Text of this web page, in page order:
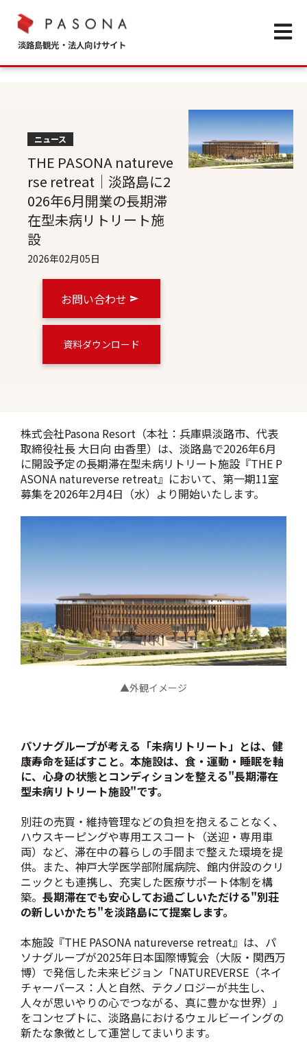
Open
ニュース
THE PASONA natureve
rse retreat｜淡路島に2
026年6月開業の長期滞
在型未病リトリート施
設
2026年02月05日
お問い合わせ
資料ダウンロード
株式会社Pasona Resort（本社：兵庫県淡路市、代表
取締役社長 大日向 由香里）は、淡路島で2026年6月
に開設予定の長期滞在型未病リトリート施設『THE P
ASONA natureverse retreat』において、第一期11室
募集を2026年2月4日（水）より開始いたします。
▲外観イメージ
パソナグループが考える「未病リトリート」とは、健
康寿命を延ばすこと。本施設は、食・運動・睡眠を軸
に、心身の状態とコンディションを整える"長期滞在
型未病リトリート施設"です。
別荘の売買・維持管理などの負担を抱えることなく、
ハウスキーピングや専用エスコート（送迎・専用車
両）など、滞在中の暮らしの手間まで整えた環境を提
供。また、神戸大学医学部附属病院、館内併設のクリ
ニックとも連携し、充実した医療サポート体制を構
築。 長期滞在でも安心してお過ごしいただける"別荘
の新しいかたち"を淡路島にて提案します。
本施設『THE PASONA natureverse retreat』は、パ
ソナグループが2025年日本国際博覧会（大阪・関西万
博）で発信した未来ビジョン「NATUREVERSE（ネイ
チャーバース：人と自然、テクノロジーが共生し、
人々が思いやりの心でつながる、真に豊かな世界）」
をコンセプトに、淡路島におけるウェルビーイングの
新たな象徴として運営してまいります。